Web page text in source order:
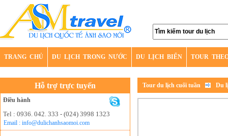
TRANG CHỦ DU LỊCH TRONG NƯỚC DU LỊCH BIỂN TOUR
Hỗ trợ trực tuyến
Điều hành
Tel : 0936. 042. 333 - (024) 3998 1323
Email : info@dulichanhsaomoi.com
Tour du lịch cuối tuần Du